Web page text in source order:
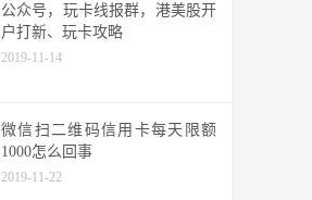
公众号，玩卡线报群，港美股开
户打新、玩卡攻略
2019-11-14
微信扫二维码信用卡每天限额
1000怎么回事
2019-11-22